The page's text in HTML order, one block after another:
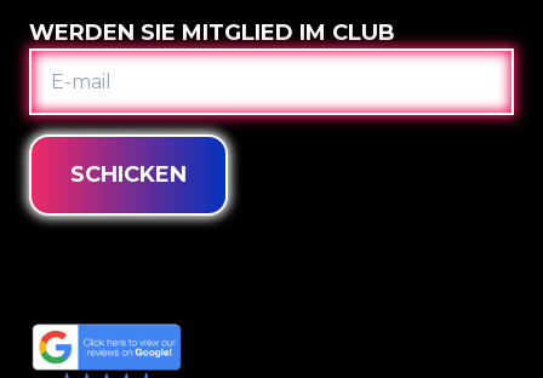
WERDEN SIE MITGLIED IM CLUB
E-
MAIL
SCHICKEN